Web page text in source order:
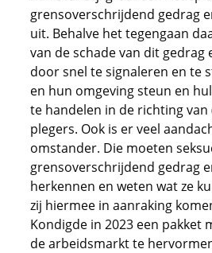
grensoverschrijdend gedrag
uit. Behalve het tegengaan
van de schade van dit gedrag
door snel te signaleren en te
en hun omgeving steun en
te handelen in de richting van
plegers. Ook is er veel
omstander. Die moeten
grensoverschrijdend gedrag
herkennen en weten wat ze
zij hiermee in aanraking
Kondigde in 2023 een pakket
de arbeidsmarkt te